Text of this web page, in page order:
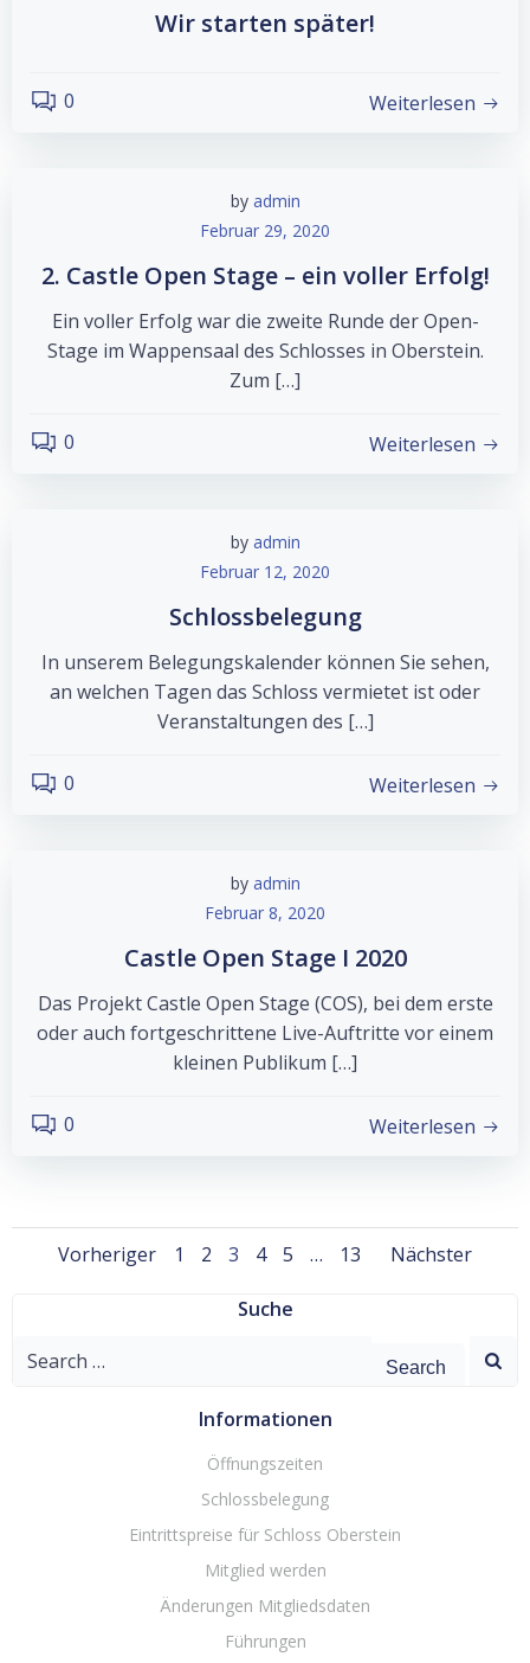
Wir starten später!
0 Weiterlesen
by admin
Februar 29, 2020
2. Castle Open Stage – ein voller Erfolg!
Ein voller Erfolg war die zweite Runde der Open-
Stage im Wappensaal des Schlosses in Oberstein.
Zum […]
0 Weiterlesen
by admin
Februar 12, 2020
Schlossbelegung
In unserem Belegungskalender können Sie sehen,
an welchen Tagen das Schloss vermietet ist oder
Veranstaltungen des […]
0 Weiterlesen
by admin
Februar 8, 2020
Castle Open Stage I 2020
Das Projekt Castle Open Stage (COS), bei dem erste
oder auch fortgeschrittene Live-Auftritte vor einem
kleinen Publikum […]
0 Weiterlesen
Posts
navigation
Vorheriger
Posts
navigation
Page
1 Page
2 Page
3 Page
4 Page
5 … Page
13
Posts
Nächster
Suche
Search
Informationen
Öffnungszeiten
Schlossbelegung
Eintrittspreise für Schloss Oberstein
Mitglied werden
Änderungen Mitgliedsdaten
Führungen